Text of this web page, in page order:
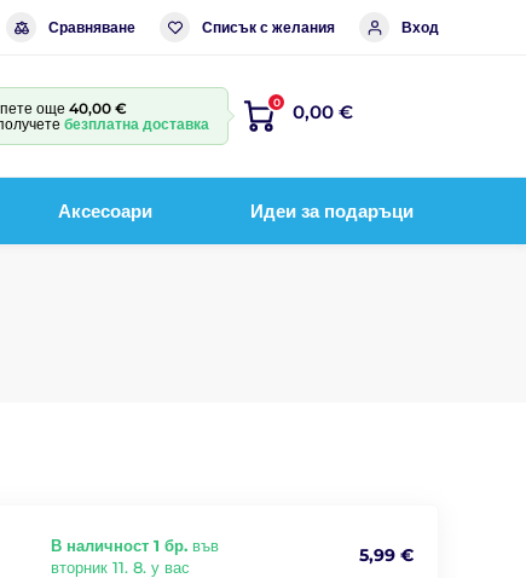
Сравняване Списък с желания Вход
още 40,00 €
безплатна доставка
0 0,00 €
Аксесоари Идеи за подаръци
В наличност 1 бр. във
вторник 11. 8. у вас
5,99 €